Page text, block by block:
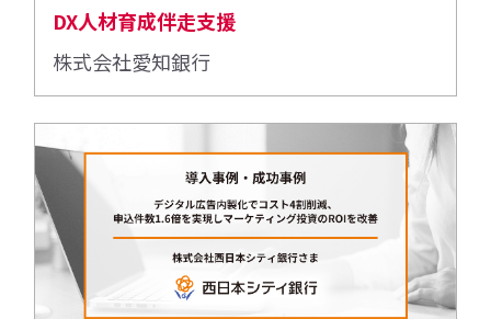
DX人材育成伴走支援
株式会社愛知銀行